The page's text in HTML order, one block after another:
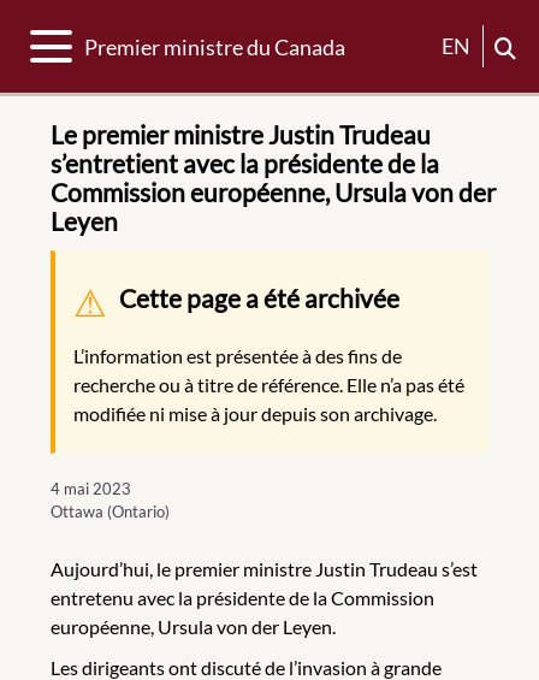
Basculer la navigation
Premier ministre du Canada EN
Le premier ministre Justin Trudeau
s’entretient avec la présidente de la
Commission européenne, Ursula von der
Leyen
Message d'avertissement
Cette page a été archivée
L’information est présentée à des fins de
recherche ou à titre de référence. Elle n’a pas été
modifiée ni mise à jour depuis son archivage.
4 mai 2023
Ottawa (Ontario)
Aujourd’hui, le premier ministre Justin Trudeau s’est
entretenu avec la présidente de la Commission
européenne, Ursula von der Leyen.
Les dirigeants ont discuté de l’invasion à grande